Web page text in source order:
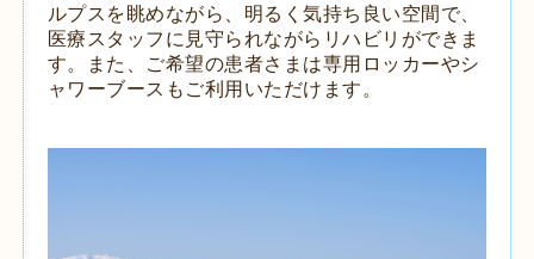
ルプスを眺めながら、明るく気持ち良い空間で、
医療スタッフに見守られながらリハビリができま
す。また、ご希望の患者さまは専用ロッカーやシ
ャワーブースもご利用いただけます。